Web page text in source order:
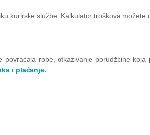
kurirske službe. Kalkulator troškova možete
povraćaja robe, otkazivanje porudžbine
i plaćanje.